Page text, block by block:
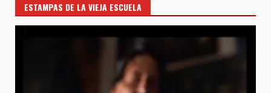
ESTAMPAS DE LA VIEJA ESCUELA